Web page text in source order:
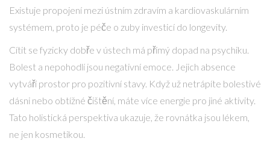
Existuje propojení mezi ústním zdravím a kardiovaskulárním
systémem, proto je péče o zuby investicí do longevity.
Cítit se fyzicky dobře v ústech má přímý dopad na psychiku.
Bolest a nepohodlí jsou negativní emoce. Jejich absence
vytváří prostor pro pozitivní stavy. Když už netrápíte bolestivé
dásni nebo obtížné čištění, máte více energie pro jiné aktivity.
Tato holistická perspektiva ukazuje, že rovnátka jsou lékem,
ne jen kosmetikou.